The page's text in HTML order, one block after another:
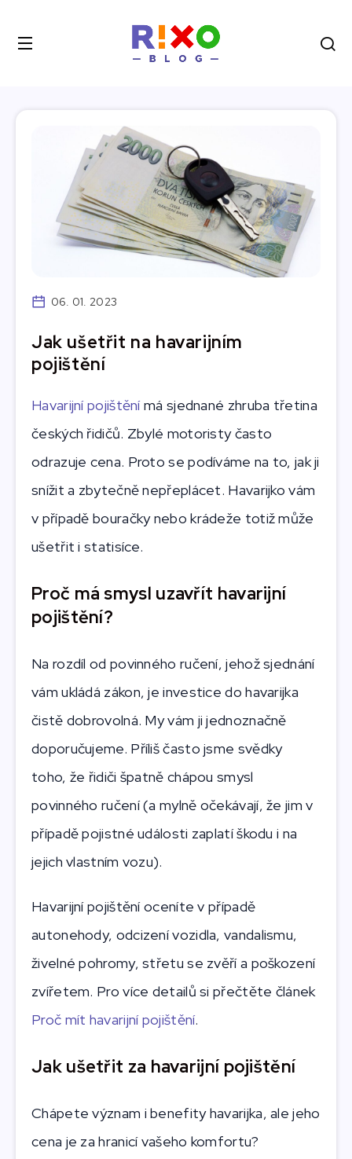
06. 01. 2023
Jak ušetřit na havarijním
pojištění
Havarijní pojištěnímá sjednané zhruba třetina
českých řidičů. Zbylé motoristy často
odrazuje cena. Proto se podíváme na to, jak ji
snížit a zbytečně nepřeplácet. Havarijko vám
v případě bouračky nebo krádeže totiž může
ušetřit i statisíce.
Proč má smysl uzavřít havarijní
pojištění?
Na rozdíl od povinného ručení, jehož sjednání
vám ukládá zákon, je investice do havarijka
čistě dobrovolná. My vám ji jednoznačně
doporučujeme. Příliš často jsme svědky
toho, že řidiči špatně chápou smysl
povinného ručení (a mylně očekávají, že jim v
případě pojistné události zaplatí škodu i na
jejich vlastním vozu).
Havarijní pojištění oceníte v případě
autonehody, odcizení vozidla, vandalismu,
živelné pohromy, střetu se zvěří a poškození
zvířetem. Pro více detailů si přečtěte článek
Proč mít havarijní pojištění.
Jak ušetřit za havarijní pojištění
Chápete význam i benefity havarijka, ale jeho
cena je za hranicí vašeho komfortu?